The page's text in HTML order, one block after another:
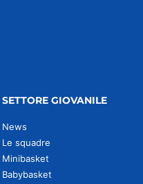
SETTORE GIOVANILE
News
Le squadre
Minibasket
Babybasket